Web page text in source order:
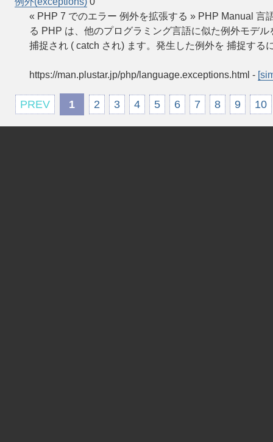
« PHP 7 でのエラー 例外を拡張する » PHP Manual 言
る PHP は、他のプログラミング言語に似た例外モデ
捕捉され ( catch され) ます。発生した例外を 捕捉する
https://man.plustar.jp/php/language.exceptions.html -
PREV 1 2 3 4 5 6 7 8 9 10